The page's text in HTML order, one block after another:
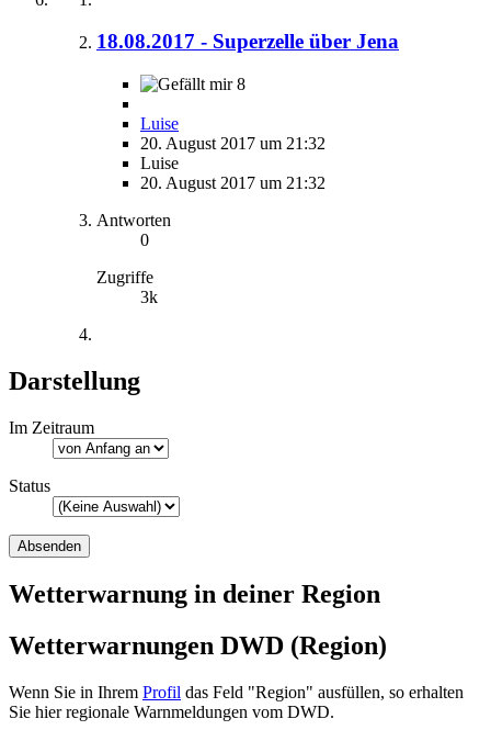
18.08.2017 - Superzelle über Jena
8
Luise
20. August 2017 um 21:32
Luise
20. August 2017 um 21:32
Antworten
0
Zugriffe
3k
Darstellung
Im Zeitraum
Status
Wetterwarnung in deiner Region
Wetterwarnungen DWD (Region)
Wenn Sie in Ihrem Profil das Feld "Region" ausfüllen, so erhalten
Sie hier regionale Warnmeldungen vom DWD.